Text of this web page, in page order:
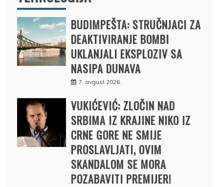
BUDIMPEŠTA: STRUČNJACI ZA
DEAKTIVIRANJE BOMBI
UKLANJALI EKSPLOZIV SA
NASIPA DUNAVA
7. avgust 2026.
VUKIĆEVIĆ: ZLOČIN NAD
SRBIMA IZ KRAJINE NIKO IZ
CRNE GORE NE SMIJE
PROSLAVLJATI, OVIM
SKANDALOM SE MORA
POZABAVITI PREMIJER!